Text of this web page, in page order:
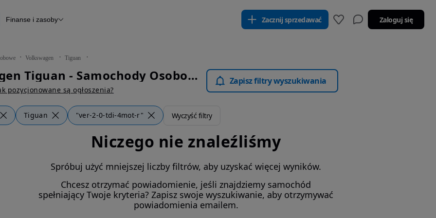
Raport z inspekcji
Otomoto News
Finanse i zasoby Zacznij sprzedawać Zaloguj się
Volkswagen Tiguan
Volkswagen Tiguan - Samochody Osobowe
pozycjonowane są ogłoszenia?
Zapisz filtry wyszukiwania
Tiguan "ver-2-0-tdi-4mot-r" Wyczyść filtry
Niczego nie znaleźliśmy
Spróbuj użyć mniejszej liczby filtrów, aby uzyskać więcej wyników.
Chcesz otrzymać powiadomienie, jeśli znajdziemy samochód
spełniający Twoje kryteria? Zapisz swoje wyszukiwanie, aby otrzymywać
powiadomienia emailem.